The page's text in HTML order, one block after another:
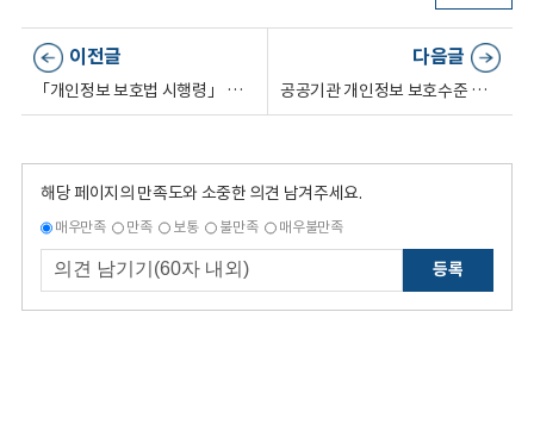
이전글
「개인정보 보호법 시행령」 일부개정령안 입법예고
다음글
공공기관 개인정보 보호수준 평가단원 지원 공고
해당 페이지의 만족도와 소중한 의견 남겨주세요.
매우만족 만족 보통 불만족 매우불만족
등록